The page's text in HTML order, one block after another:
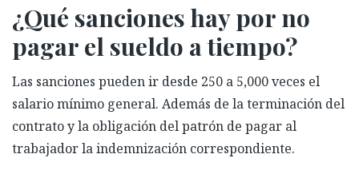
¿Qué sanciones hay por no
pagar el sueldo a tiempo?
Las sanciones pueden ir desde 250 a 5,000 veces el
salario mínimo general. Además de la terminación del
contrato y la obligación del patrón de pagar al
trabajador la indemnización correspondiente.